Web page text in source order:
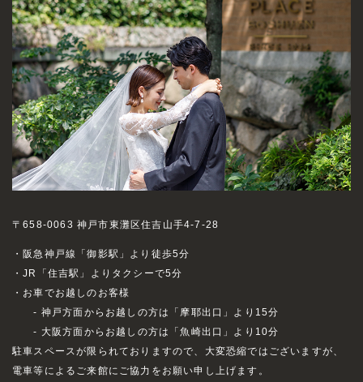
〒658-0063 神戸市東灘区住吉山手4-7-28
・阪急神戸線「御影駅」より徒歩5分
・JR「住吉駅」よりタクシーで5分
・お車でお越しのお客様
- 神戸方面からお越しの方は「摩耶出口」より15分
- 大阪方面からお越しの方は「魚崎出口」より10分
駐車スペースが限られておりますので、大変恐縮ではございますが、
電車等によるご来館にご協力をお願い申し上げます。